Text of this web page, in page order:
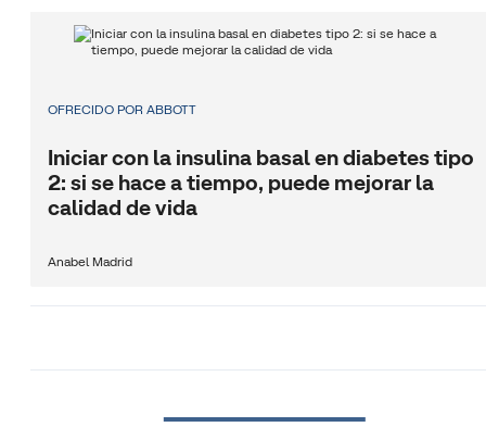
OFRECIDO POR ABBOTT
Iniciar con la insulina basal en diabetes tipo
2: si se hace a tiempo, puede mejorar la
calidad de vida
Anabel Madrid